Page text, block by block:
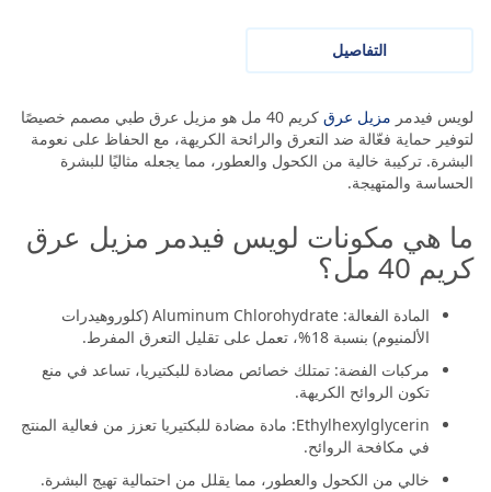
التفاصيل
لويس فيدمر مزيل عرق
كريم 40 مل هو مزيل عرق طبي مصمم خصيصًا
لتوفير حماية فعّالة ضد التعرق والرائحة الكريهة، مع الحفاظ على نعومة
البشرة. تركيبة خالية من الكحول والعطور، مما يجعله مثاليًا للبشرة
الحساسة والمتهيجة.
ما هي مكونات لويس فيدمر مزيل عرق
كريم 40 مل؟
المادة الفعالة: Aluminum Chlorohydrate (كلوروهيدرات
الألمنيوم) بنسبة 18%، تعمل على تقليل التعرق المفرط.
مركبات الفضة: تمتلك خصائص مضادة للبكتيريا، تساعد في منع
تكون الروائح الكريهة.
Ethylhexylglycerin: مادة مضادة للبكتيريا تعزز من فعالية المنتج
في مكافحة الروائح.
خالي من الكحول والعطور، مما يقلل من احتمالية تهيج البشرة.